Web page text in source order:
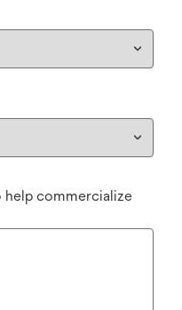
help commercialize